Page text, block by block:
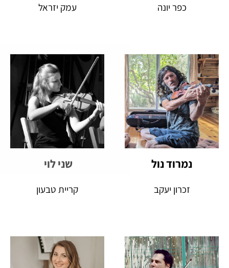
כפר יונה עמק יזראל
נמרוד נול
זכרון יעקב
שני לוי
קריית טבעון